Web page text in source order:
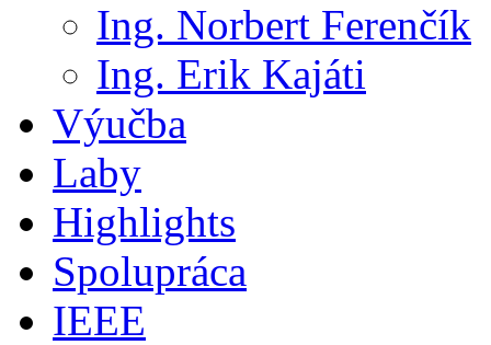
Ing. Norbert Ferenčík
Ing. Erik Kajáti
Výučba
Laby
Highlights
Spolupráca
IEEE